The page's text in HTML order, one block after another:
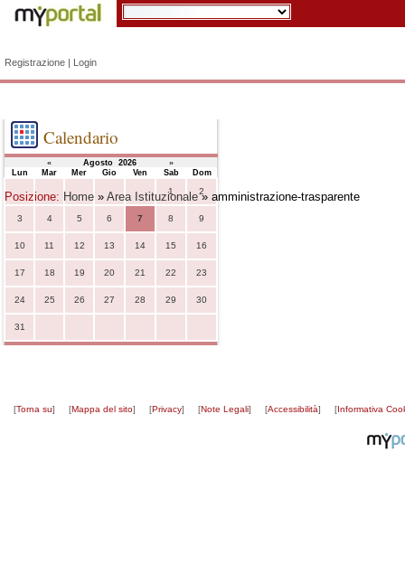
Posizione: Home » Area Istituzionale» amministrazione-trasparente
Registrazione | Login
Calendario
« Agosto 2026
»
Lun
Mar Mer Gio Ven Sab
Dom
1
2
3 4 5 6 7 8 9
10 11 12 13 14 15 16
17 18 19 20 21 22 23
24 25 26 27 28 29 30
31
[Torna su] [Mappa del sito] [Privacy] [Note Legali] [Accessibilità] [Informativa